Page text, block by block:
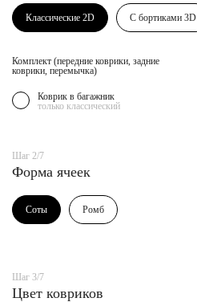
Классические 2D С бортиками 3D
Комплект (передние коврики, задние
коврики, перемычка)
Коврик в багажник
только классический
Шаг 2/7
Форма ячеек
Соты Ромб
Шаг 3/7
Цвет ковриков